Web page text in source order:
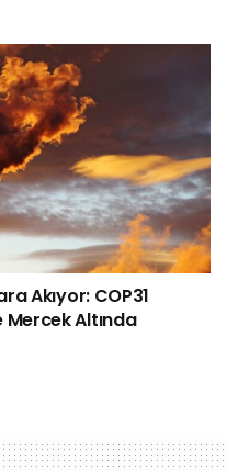
Akıyor: COP31
Altında